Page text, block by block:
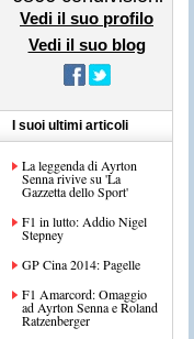
Vedi il suo profilo
Vedi il suo blog
I suoi ultimi articoli
La leggenda di Ayrton
Senna rivive su 'La
Gazzetta dello Sport'
F1 in lutto: Addio Nigel
Stepney
GP Cina 2014: Pagelle
F1 Amarcord: Omaggio
ad Ayrton Senna e Roland
Ratzenberger